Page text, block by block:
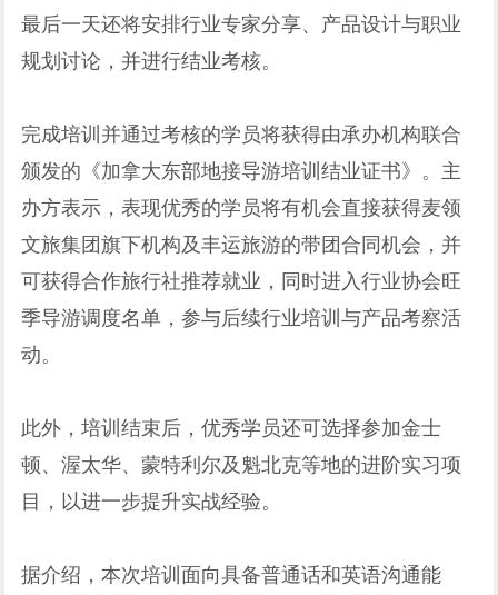
最后一天还将安排行业专家分享、产品设计与职业
规划讨论，并进行结业考核。
完成培训并通过考核的学员将获得由承办机构联合
颁发的《加拿大东部地接导游培训结业证书》。主
办方表示，表现优秀的学员将有机会直接获得麦领
文旅集团旗下机构及丰运旅游的带团合同机会，并
可获得合作旅行社推荐就业，同时进入行业协会旺
季导游调度名单，参与后续行业培训与产品考察活
动。
此外，培训结束后，优秀学员还可选择参加金士
顿、渥太华、蒙特利尔及魁北克等地的进阶实习项
目，以进一步提升实战经验。
据介绍，本次培训面向具备普通话和英语沟通能